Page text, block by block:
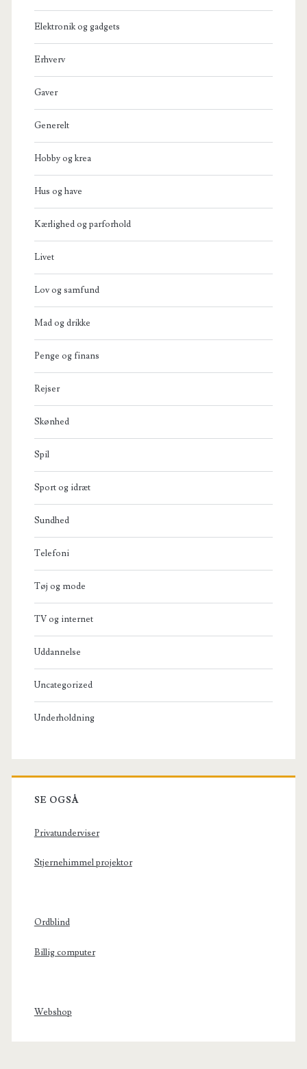
Elektronik og gadgets
Erhverv
Gaver
Generelt
Hobby og krea
Hus og have
Kærlighed og parforhold
Livet
Lov og samfund
Mad og drikke
Penge og finans
Rejser
Skønhed
Spil
Sport og idræt
Sundhed
Telefoni
Tøj og mode
TV og internet
Uddannelse
Uncategorized
Underholdning
SE OGSÅ
Privatunderviser
Stjernehimmel projektor
Ordblind
Billig computer
Webshop